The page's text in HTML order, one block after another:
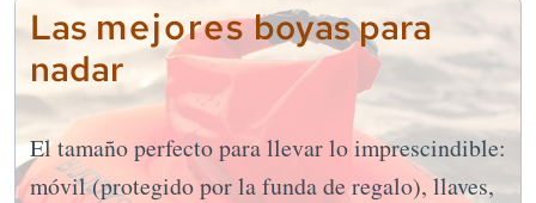
Las mejoresboyas para
nadar
El tamaño perfecto para llevar lo imprescindible:
móvil (protegido por la funda de regalo), llaves,